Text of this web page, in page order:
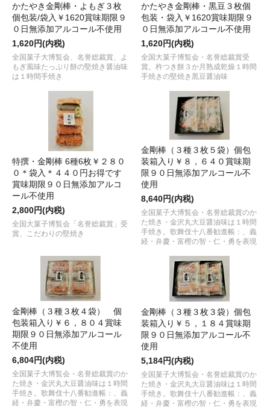
かたやき金剛棒・よもぎ３枚
個包装/袋入￥1620賞味期限９
０日無添加アルコール不使用
1,620円(内税)
全国菓子大博覧会、名誉総裁賞、よ
もぎ風味たっぷり餅の堅焼き醤油味
は１時間手焼き
かたやき金剛棒・黒豆３枚個
包装・袋入￥1620賞味期限９
０日無添加アルコール不使用
1,620円(内税)
全国大菓子博覧会・名誉総裁賞受
賞。杵つき餅３か月熟成乾燥１時間
手焼きの堅焼き黒豆醤油味
特撰・金剛棒 6種6枚￥２８０
０＊袋入＊４４０円お得です
賞味期限９０日無添加アルコ
ール不使用
2,800円(内税)
全国大菓子博覧会「名誉総裁賞」受
賞、こだわりの堅焼き
金剛棒（３種３枚５袋）個包
装箱入り￥８，６４０賞味期
限９０日無添加アルコール不
使用
8,640円(内税)
全国菓子大博覧会・名誉総裁賞のか
た焼き・金沢丸大豆醤油味は１時間
手焼き。歌舞伎十八番勧進帳：、義
経・弁慶・富樫の智・仁・勇を表現
金剛棒（３種３枚４袋） 個
包装箱入り￥６，８０４賞味
期限９０日無添加アルコール
不使用
6,804円(内税)
全国菓子大博覧会・名誉総裁賞のか
た焼き・金沢丸大豆醤油味は１時間
手焼き。歌舞伎十八番勧進帳：、義
経・弁慶・富樫の智・仁・勇を表現
金剛棒（３種３枚３袋）個包
装箱入り￥５，１８４賞味期
限９０日無添加アルコール不
使用
5,184円(内税)
全国菓子大博覧会・名誉総裁賞のか
た焼き・金沢丸大豆醤油味は１時間
手焼き。歌舞伎十八番勧進帳：、義
経・弁慶・富樫の智・仁・勇を表現